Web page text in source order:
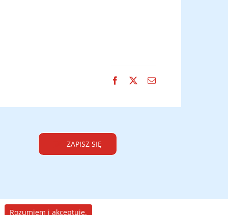
Facebook Email
ZAPISZ SIĘ
Rozumiem i akceptuję.